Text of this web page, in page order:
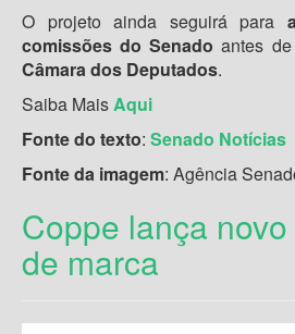
O projeto ainda seguirá para
comissões do Senado antes
Câmara dos Deputados.
Saiba Mais Aqui
Fonte do texto: Senado Notícias
Fonte da imagem: Agência
Coppe lança
de marca